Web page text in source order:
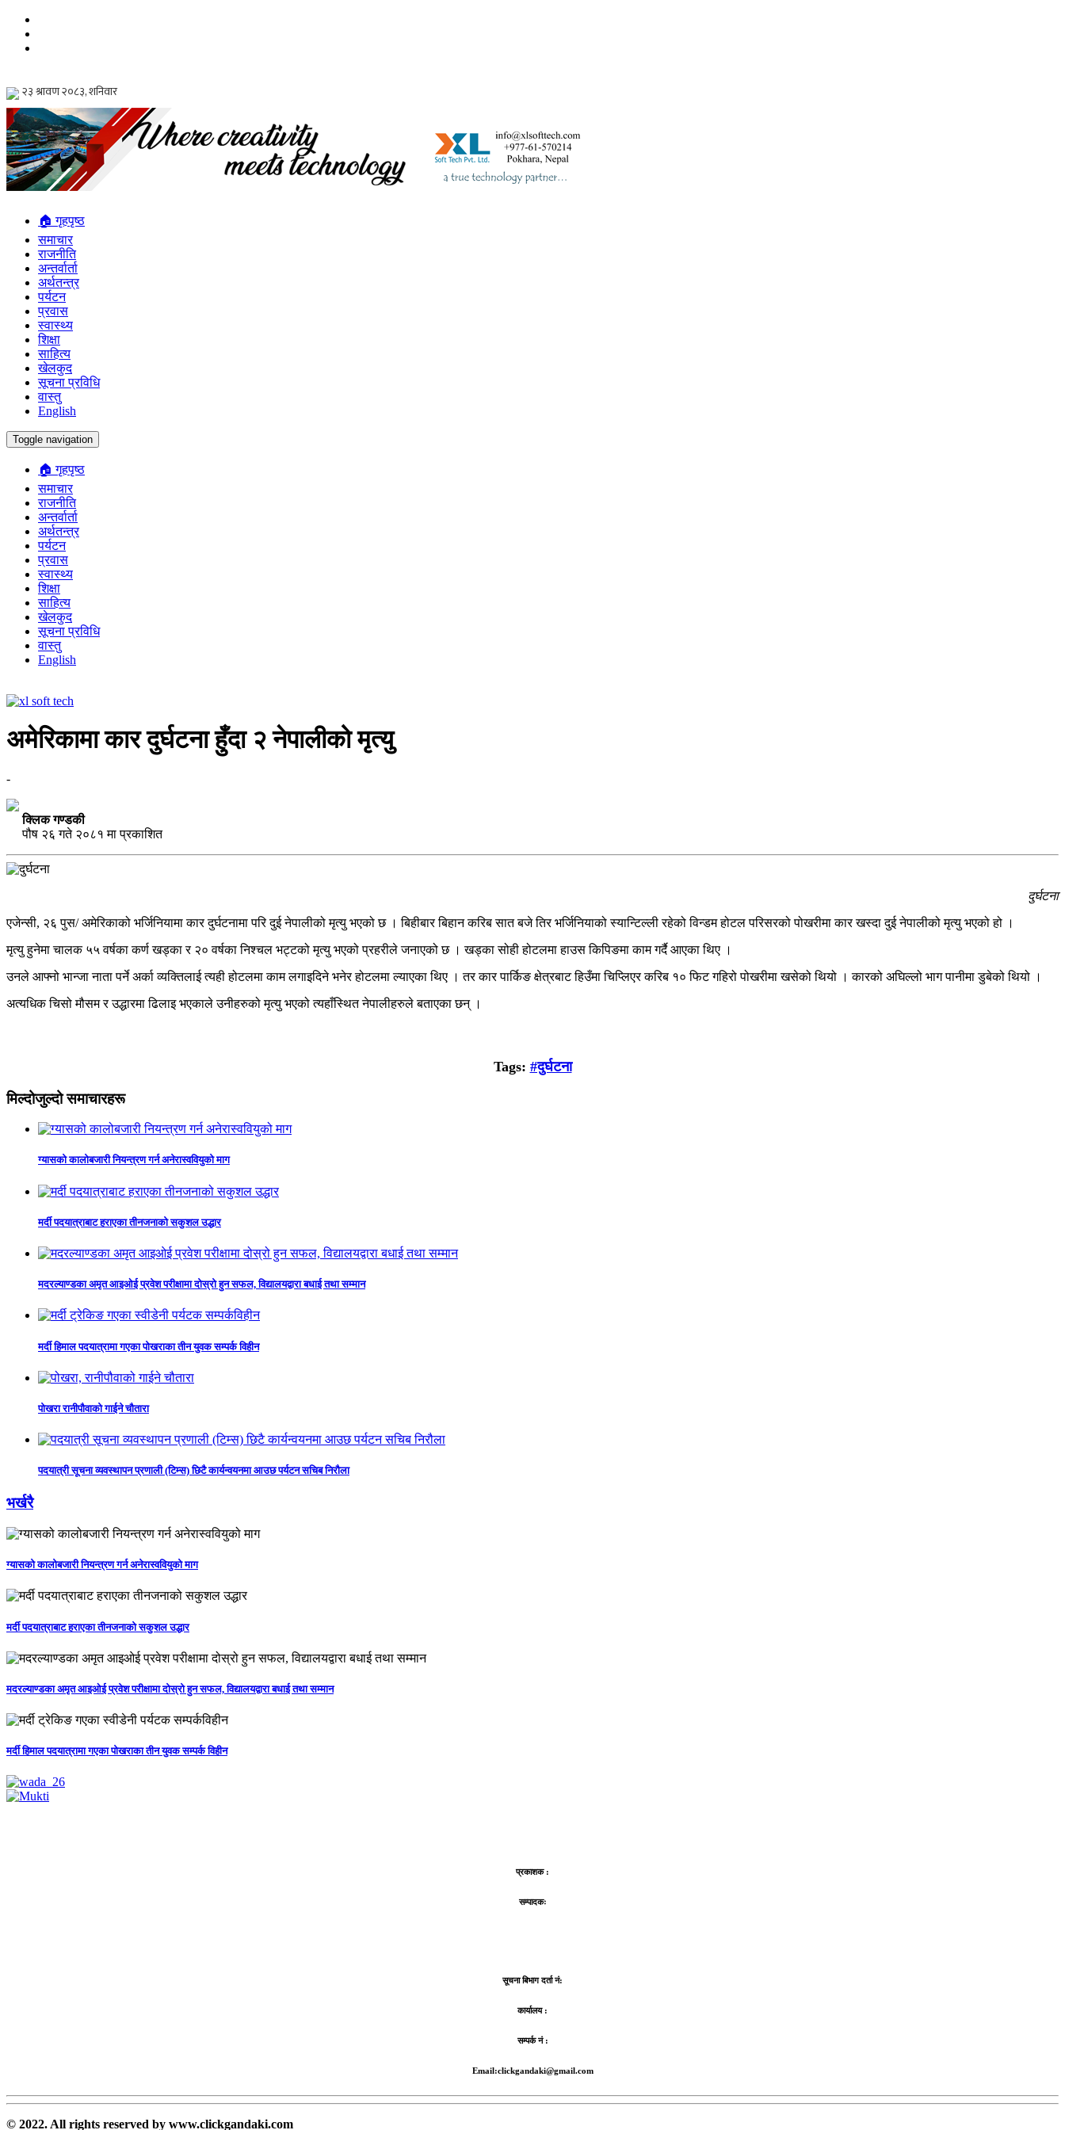
🏠 गृहपृष्ठ
समाचार
राजनीति
अन्तर्वार्ता
अर्थतन्त्र
पर्यटन
प्रवास
स्वास्थ्य
शिक्षा
साहित्य
खेलकुद
सूचना प्रविधि
वास्तु
English
Toggle navigation
🏠 गृहपृष्ठ
समाचार
राजनीति
अन्तर्वार्ता
अर्थतन्त्र
पर्यटन
प्रवास
स्वास्थ्य
शिक्षा
साहित्य
खेलकुद
सूचना प्रविधि
वास्तु
English
अमेरिकामा कार दुर्घटना हुँदा २ नेपालीको मृत्यु
-
क्लिक गण्डकी
पौष २६ गते २०८१ मा प्रकाशित
दुर्घटना
एजेन्सी, २६ पुस/ अमेरिकाको भर्जिनियामा कार दुर्घटनामा परि दुई नेपालीको मृत्यु भएको छ । बिहीबार बिहान करिब सात बजे तिर भर्जिनियाको स्यान्टिल्ली रहेको विन्डम होटल परिसरको पोखरीमा कार खस्दा दुई नेपालीको मृत्यु भएको हो ।
मृत्यु हुनेमा चालक ५५ वर्षका कर्ण खड्का र २० वर्षका निश्चल भट्टको मृत्यु भएको प्रहरीले जनाएको छ । खड्का सोही होटलमा हाउस किपिङमा काम गर्दै आएका थिए ।
उनले आफ्नो भान्जा नाता पर्ने अर्का व्यक्तिलाई त्यही होटलमा काम लगाइदिने भनेर होटलमा ल्याएका थिए । तर कार पार्किङ क्षेत्रबाट हिउँमा चिप्लिएर करिब १० फिट गहिरो पोखरीमा खसेको थियो । कारको अघिल्लो भाग पानीमा डुबेको थियो ।
अत्यधिक चिसो मौसम र उद्धारमा ढिलाइ भएकाले उनीहरुको मृत्यु भएको त्यहाँस्थित नेपालीहरुले बताएका छन् ।
Tags: #दुर्घटना
मिल्दोजुल्दो समाचारहरू
ग्यासको कालोबजारी नियन्त्रण गर्न अनेरास्ववियुको माग
मर्दी पदयात्राबाट हराएका तीनजनाको सकुशल उद्धार
मदरल्याण्डका अमृत आइओई प्रवेश परीक्षामा दोस्रो हुन सफल, विद्यालयद्वारा बधाई तथा सम्मान
मर्दी हिमाल पदयात्रामा गएका पोखराका तीन युवक सम्पर्क विहीन
पोखरा रानीपौवाको गाईने चौतारा
पदयात्री सूचना व्यवस्थापन प्रणाली (टिम्स) छिटै कार्यन्वयनमा आउछ पर्यटन सचिब निरौला
भर्खरै
ग्यासको कालोबजारी नियन्त्रण गर्न अनेरास्ववियुको माग
मर्दी पदयात्राबाट हराएका तीनजनाको सकुशल उद्धार
मदरल्याण्डका अमृत आइओई प्रवेश परीक्षामा दोस्रो हुन सफल, विद्यालयद्वारा बधाई तथा सम्मान
मर्दी हिमाल पदयात्रामा गएका पोखराका तीन युवक सम्पर्क विहीन
प्रकाशक :
सम्पादकः
सूचना बिभाग दर्ता नं:
कार्यालय :
सम्पर्क नं :
Email:clickgandaki@gmail.com
© 2022. All rights reserved by www.clickgandaki.com